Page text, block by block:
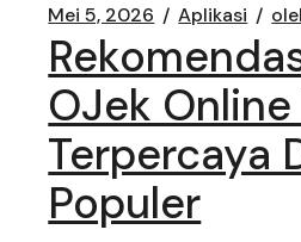
Mei 5, 2026 Aplikasi
OJek Online
Terpercaya
Populer